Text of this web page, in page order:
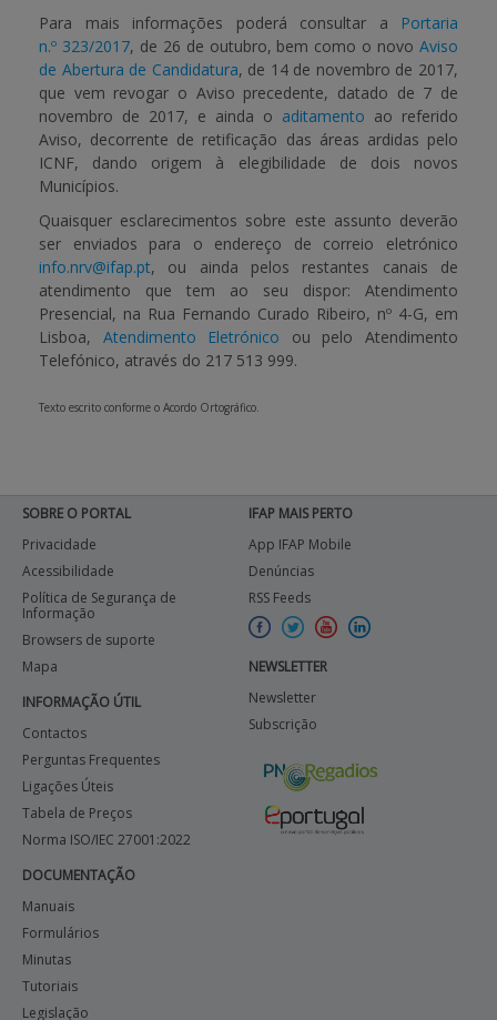
Para mais informações poderá consultar a
Portaria
n.º 323/2017, de 26 de outubro, bem como o novoAviso
de Abertura de Candidatura, de 14 de novembro de 2017,
que vem revogar o Aviso precedente, datado de 7 de
novembro de 2017, e ainda o aditamento ao referido
Aviso, decorrente de retificação das áreas ardidas pelo
ICNF, dando origem à elegibilidade de dois novos
Municípios.
Quaisquer esclarecimentos sobre este assunto deverão
ser enviados para o endereço de correio eletrónico
info.nrv@ifap.pt, ou ainda pelos restantes canais de
atendimento que tem ao seu dispor: Atendimento
Presencial, na Rua Fernando Curado Ribeiro, nº 4-G, em
Lisboa, Atendimento Eletrónico ou pelo Atendimento
Telefónico, através do 217 513 999.
Texto escrito conforme o Acordo Ortográfico.
SOBRE O PORTAL
Privacidade
Acessibilidade
Política de Segurança de
Informação
Browsers de suporte
Mapa
INFORMAÇÃO ÚTIL
Contactos
Perguntas Frequentes
Ligações Úteis
Tabela de Preços
Norma ISO/IEC 27001:2022
DOCUMENTAÇÃO
Manuais
Formulários
Minutas
Tutoriais
Legislação
IFAP MAIS PERTO
App IFAP Mobile
Denúncias
RSS Feeds
NEWSLETTER
Newsletter
Subscrição